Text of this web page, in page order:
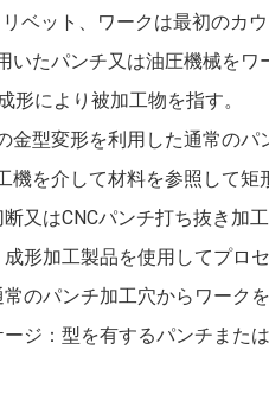
ベット、ワークは最初のカ
いたパンチ又は油圧機械をワ
形により被加工物を指す。
金型変形を利用した通常のパ
機を介して材料を参照して矩
又はCNCパンチ打ち抜き加
成形加工製品を使用してプロ
常のパンチ加工穴からワークを
ージ：型を有するパンチま